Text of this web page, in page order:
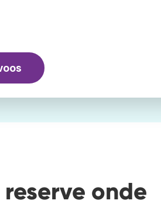
onde